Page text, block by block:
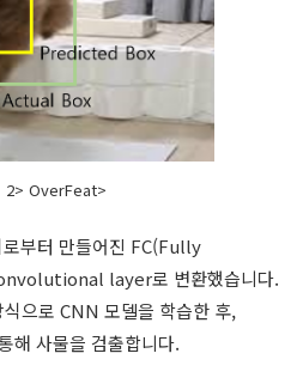
2> OverFeat>
부터 만들어진 FC(Fully
layer로 변환했습니다.
으로 CNN 모델을 학습한 후,
사물을 검출합니다.